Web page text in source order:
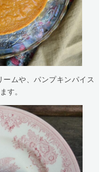
ムや、パンプキンパイス
す。